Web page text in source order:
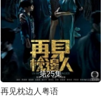
第25集
再见枕边人粤语